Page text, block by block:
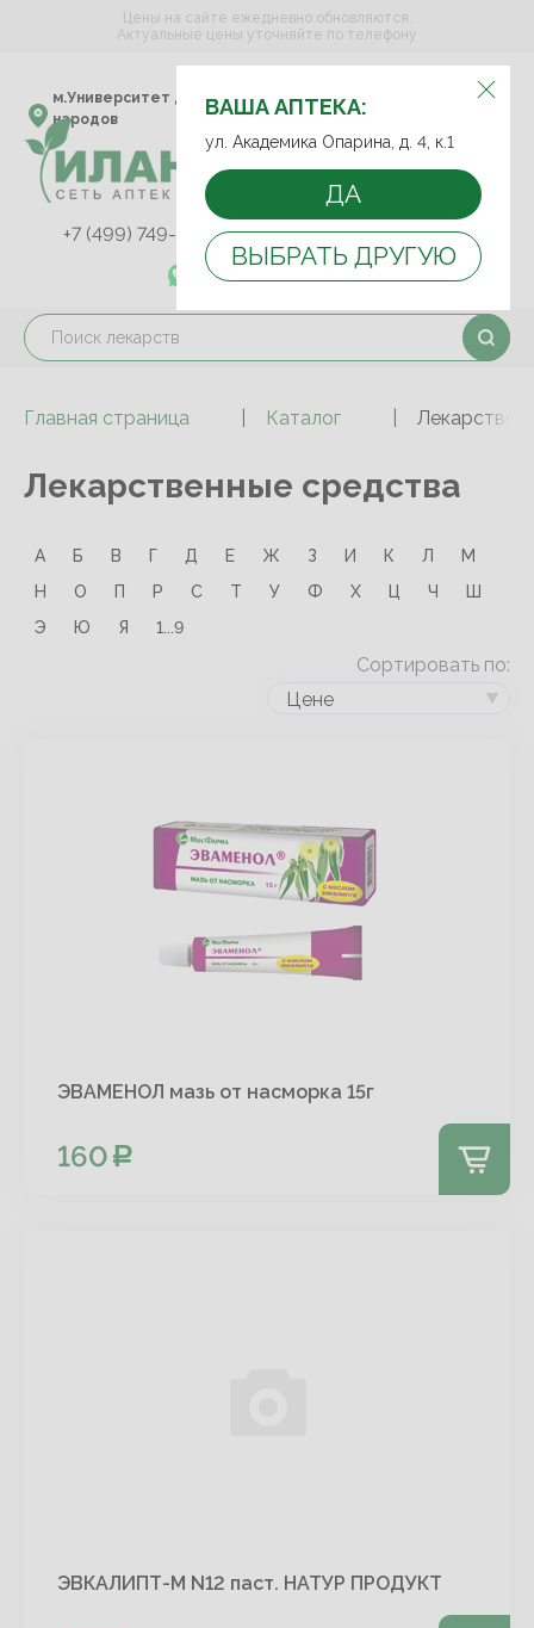
ВЫБЕРИТЕ АПТЕКУ:
м.Университет дружбы
народов
ул. Академика Опарина,
д. 4, к.1
ВАША АПТЕКА:
ул. Академика Опарина, д. 4, к.1
ДА
ВЫБРАТЬ ДРУГУЮ
Цены на сайте ежедневно обновляются.
Актуальные цены уточняйте по телефону
+7 (499) 749-75-92
+7 (499) 749-74-89
+7 (989) 579-78-73
Главная страница Каталог
Лекарственные средства
А Б В Г Д Е Ж З И К Л
М
Н
О П Р С Т У Ф Х Ц Ч
Ш
Э
Ю Я 1...9
Сортировать по:
Цене
ЭВАМЕНОЛ мазь от насморка 15г
160
ЭВКАЛИПТ-М N12 паст. НАТУР ПРОДУКТ